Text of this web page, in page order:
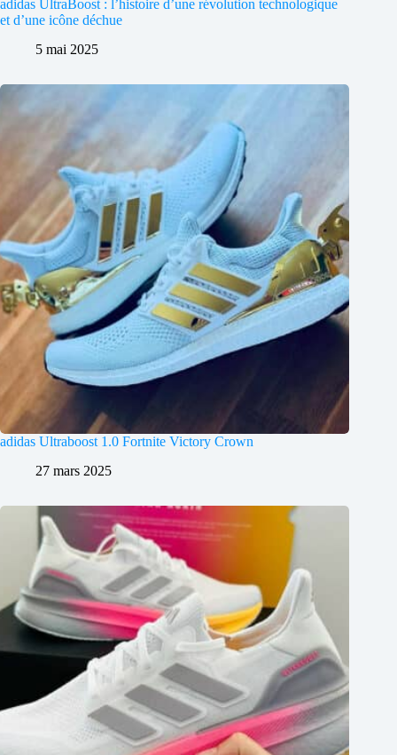
adidas UltraBoost : l’histoire d’une révolution technologique
et d’une icône déchue
5 mai 2025
adidas Ultraboost 1.0 Fortnite Victory Crown
27 mars 2025